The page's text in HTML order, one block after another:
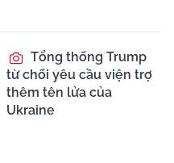
Tổng thống Trump
từ chối yêu cầu viện trợ
thêm tên lửa của
Ukraine